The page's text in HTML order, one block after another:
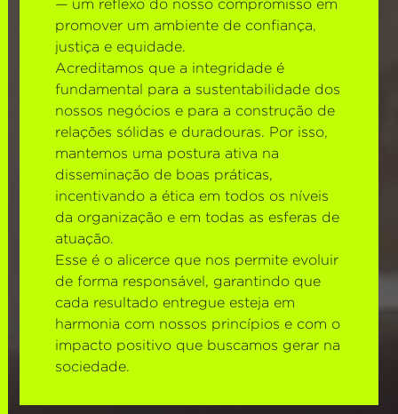
— um reflexo do nosso compromisso em
promover um ambiente de confiança,
justiça e equidade.
Acreditamos que a integridade é
fundamental para a sustentabilidade dos
nossos negócios e para a construção de
relações sólidas e duradouras. Por isso,
mantemos uma postura ativa na
disseminação de boas práticas,
incentivando a ética em todos os níveis
da organização e em todas as esferas de
atuação.
Esse é o alicerce que nos permite evoluir
de forma responsável, garantindo que
cada resultado entregue esteja em
harmonia com nossos princípios e com o
impacto positivo que buscamos gerar na
sociedade.